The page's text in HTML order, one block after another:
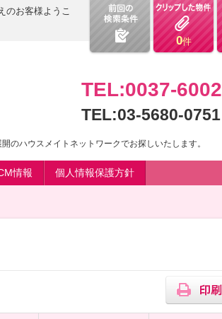
0件
のお客様ようこ
TEL:0037-
TEL:03-5680-0751
ハウスメイトネットワークでお探しいたします。
情報 個人情報保護方針